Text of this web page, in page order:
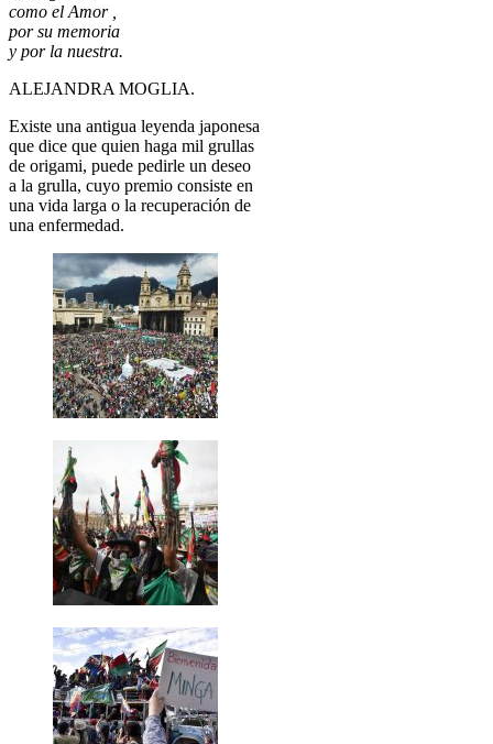
como el Amor ,
por su memoria
y por la nuestra.
ALEJANDRA MOGLIA.
Existe una antigua leyenda japonesa
que dice que quien haga mil grullas
de origami, puede pedirle un deseo
a la grulla, cuyo premio consiste en
una vida larga o la recuperación de
una enfermedad.